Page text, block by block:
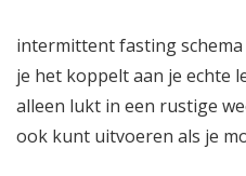
intermittent fasting
je het koppelt aan je echte
alleen lukt in een rustige
ook kunt uitvoeren als je